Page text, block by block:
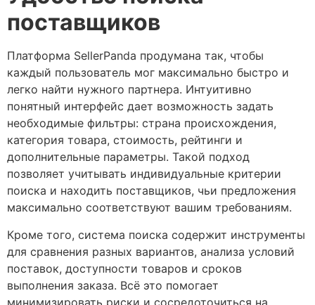
поставщиков
Платформа SellerPanda продумана так, чтобы
каждый пользователь мог максимально быстро и
легко найти нужного партнера. Интуитивно
понятный интерфейс дает возможность задать
необходимые фильтры: страна происхождения,
категория товара, стоимость, рейтинги и
дополнительные параметры. Такой подход
позволяет учитывать индивидуальные критерии
поиска и находить поставщиков, чьи предложения
максимально соответствуют вашим требованиям.
Кроме того, система поиска содержит инструменты
для сравнения разных вариантов, анализа условий
поставок, доступности товаров и сроков
выполнения заказа. Всё это помогает
минимизировать риски и сосредоточиться на